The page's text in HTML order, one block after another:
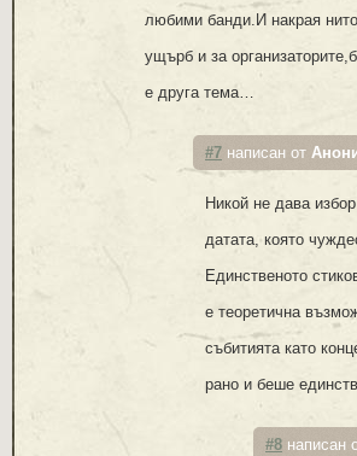
любими банди.И накрая
ущърб и за
е друга тема…
#7 написан от
Никой не дава
датата, която
Единственото
е теоретична
събитията като
рано и беше
#8 написан